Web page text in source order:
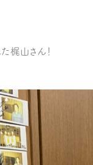
梶山さん！